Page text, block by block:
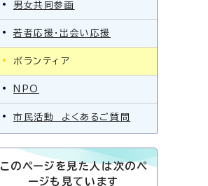
男女共同参画
若者応援・出会い応援
ボランティア
NPO
市民活動 よくあるご質問
このページを見た人は次のペ
ージも見ています